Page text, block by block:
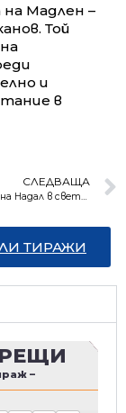
Мадлен –
Той
и
в
СЛЕДВАЩА
Циципас задмина Надал в световната ранглиста
ТИРАЖИ
–